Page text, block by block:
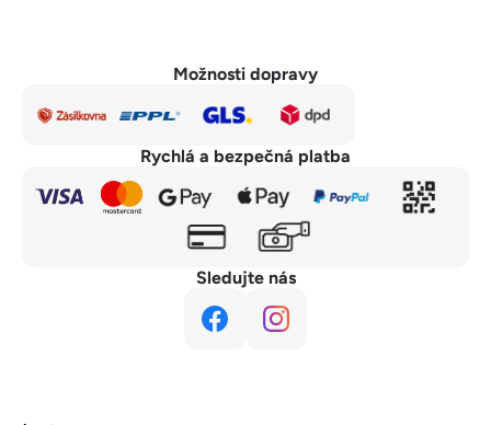
Možnosti dopravy
Rychlá a bezpečná platba
Sledujte nás